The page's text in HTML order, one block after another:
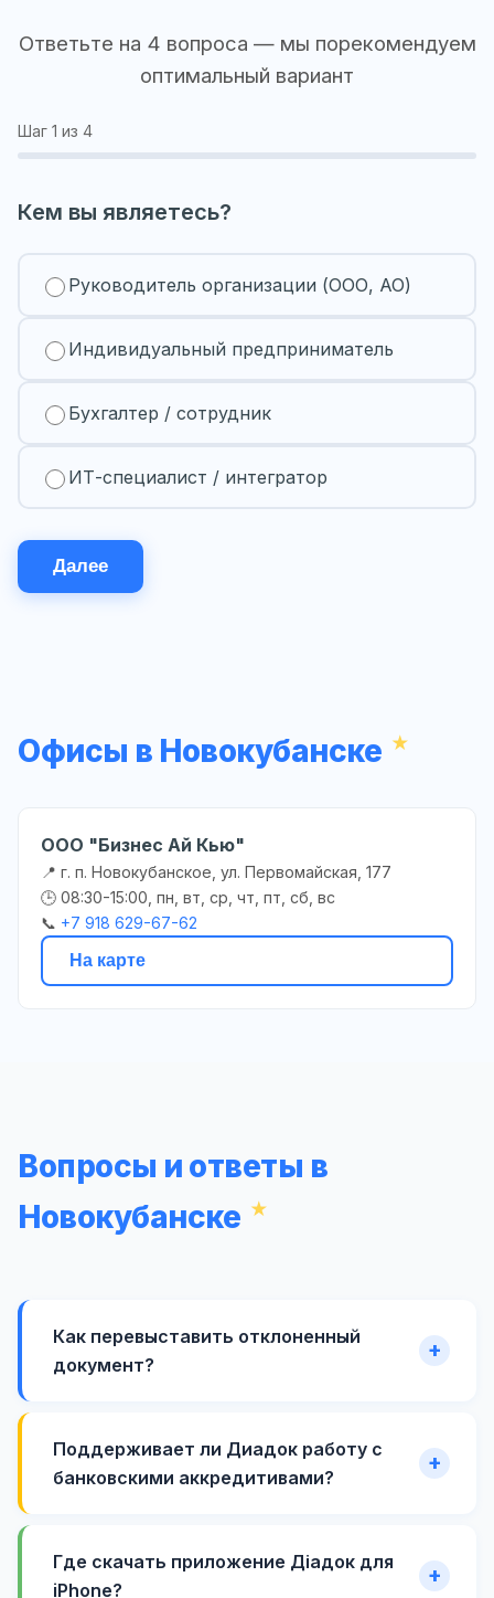
Ответьте на 4 вопроса — мы порекомендуем
оптимальный вариант
Шаг 1 из 4
Кем вы являетесь?
Руководитель организации (ООО, АО)
Индивидуальный предприниматель
Бухгалтер / сотрудник
ИТ-специалист / интегратор
Далее
Офисы в Новокубанске
ООО "Бизнес Ай Кью"
📍 г. п. Новокубанское, ул. Первомайская, 177
🕒 08:30-15:00, пн, вт, ср, чт, пт, сб, вс
📞 +7 918 629-67-62
На карте
Вопросы и ответы в
Новокубанске
Как перевыставить отклоненный
документ?
Поддерживает ли Диадок работу с
банковскими аккредитивами?
Где скачать приложение Діадок для
iPhone?